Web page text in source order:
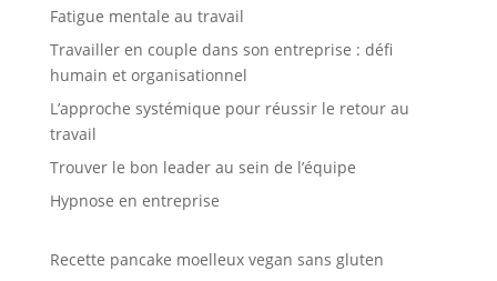
Fatigue mentale au travail
Travailler en couple dans son entreprise : défi
humain et organisationnel
L’approche systémique pour réussir le retour au
travail
Trouver le bon leader au sein de l’équipe
Hypnose en entreprise
Recette pancake moelleux vegan sans gluten